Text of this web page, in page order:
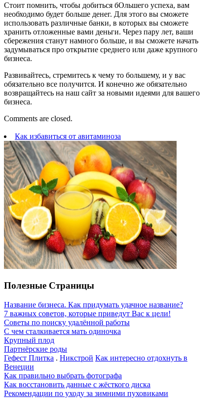
Стоит помнить, чтобы добиться бОльшего успеха, вам
необходимо будет больше денег. Для этого вы сможете
использовать различные банки, в которых вы сможете
хранить отложенные вами деньги. Через пару лет, ваши
сбережения станут намного больше, и вы сможете начать
задумываться про открытие среднего или даже крупного
бизнеса.
Развивайтесь, стремитесь к чему то большему, и у вас
обязательно все получится. И конечно же обязательно
возвращайтесь на наш сайт за новыми идеями для вашего
бизнеса.
Comments are closed.
Как избавиться от авитаминоза
Полезные Страницы
Название бизнеса. Как придумать удачное название?
7 важных советов, которые приведут Вас к цели!
Советы по поиску удалённой работы
С чем сталкивается мать одиночка
Крупный плод
Партнёрские роды
Гефест Плитка . Никстрой Как интересно отдохнуть в
Венеции
Как правильно выбрать фотографа
Как восстановить данные с жёсткого диска
Рекомендации по уходу за зимними пуховиками